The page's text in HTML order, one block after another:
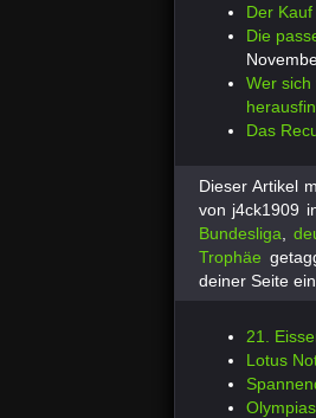
Der
Die
Wer sich
Das
Dieser Artikel
von j4ck1909
Bundesliga
Trophäe
deiner Seite
21.
Lotus